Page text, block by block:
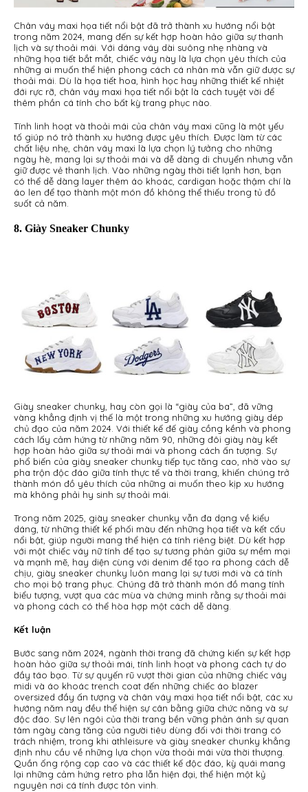
Chân váy maxi họa tiết nổi bật đã trở thành xu hướng nổi bật
trong năm 2024, mang đến sự kết hợp hoàn hảo giữa sự thanh
lịch và sự thoải mái. Với dáng váy dài suông nhẹ nhàng và
những họa tiết bắt mắt, chiếc váy này là lựa chọn yêu thích của
những ai muốn thể hiện phong cách cá nhân mà vẫn giữ được sự
thoải mái. Dù là họa tiết hoa, hình học hay những thiết kế nhiệt
đới rực rỡ, chân váy maxi họa tiết nổi bật là cách tuyệt vời để
thêm phần cá tính cho bất kỳ trang phục nào.
Tính linh hoạt và thoải mái của chân váy maxi cũng là một yếu
tố giúp nó trở thành xu hướng được yêu thích. Được làm từ các
chất liệu nhẹ, chân váy maxi là lựa chọn lý tưởng cho những
ngày hè, mang lại sự thoải mái và dễ dàng di chuyển nhưng vẫn
giữ được vẻ thanh lịch. Vào những ngày thời tiết lạnh hơn, bạn
có thể dễ dàng layer thêm áo khoác, cardigan hoặc thậm chí là
áo len để tạo thành một món đồ không thể thiếu trong tủ đồ
suốt cả năm.
8. Giày Sneaker Chunky
Giày sneaker chunky, hay còn gọi là “giày của ba”, đã vững
vàng khẳng định vị thế là một trong những xu hướng giày dép
chủ đạo của năm 2024. Với thiết kế đế giày cồng kềnh và phong
cách lấy cảm hứng từ những năm 90, những đôi giày này kết
hợp hoàn hảo giữa sự thoải mái và phong cách ấn tượng. Sự
phổ biến của giày sneaker chunky tiếp tục tăng cao, nhờ vào sự
pha trộn độc đáo giữa tính thực tế và thời trang, khiến chúng trở
thành món đồ yêu thích của những ai muốn theo kịp xu hướng
mà không phải hy sinh sự thoải mái.
Trong năm 2025, giày sneaker chunky vẫn đa dạng về kiểu
dáng, từ những thiết kế phối màu đến những họa tiết và kết cấu
nổi bật, giúp người mang thể hiện cá tính riêng biệt. Dù kết hợp
với một chiếc váy nữ tính để tạo sự tương phản giữa sự mềm mại
và mạnh mẽ, hay diện cùng với denim để tạo ra phong cách dễ
chịu, giày sneaker chunky luôn mang lại sự tươi mới và cá tính
cho mọi bộ trang phục. Chúng đã trở thành món đồ mang tính
biểu tượng, vượt qua các mùa và chứng minh rằng sự thoải mái
và phong cách có thể hòa hợp một cách dễ dàng.
Kết luận
Bước sang năm 2024, ngành thời trang đã chứng kiến sự kết hợp
hoàn hảo giữa sự thoải mái, tính linh hoạt và phong cách tự do
đầy táo bạo. Từ sự quyến rũ vượt thời gian của những chiếc váy
midi và áo khoác trench coat đến những chiếc áo blazer
oversized đầy ấn tượng và chân váy maxi họa tiết nổi bật, các xu
hướng năm nay đều thể hiện sự cân bằng giữa chức năng và sự
độc đáo. Sự lên ngôi của thời trang bền vững phản ánh sự quan
tâm ngày càng tăng của người tiêu dùng đối với thời trang có
trách nhiệm, trong khi athleisure và giày sneaker chunky khẳng
định nhu cầu về những lựa chọn vừa thoải mái vừa thời thượng.
Quần ống rộng cạp cao và các thiết kế độc đáo, kỳ quái mang
lại những cảm hứng retro pha lẫn hiện đại, thể hiện một kỷ
nguyên nơi cá tính được tôn vinh.